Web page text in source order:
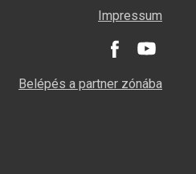
Impressum
Belépés a partner zónába